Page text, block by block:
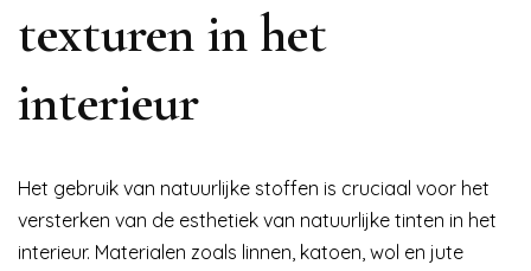
texturen in het
interieur
Het gebruik van natuurlijke stoffen is cruciaal voor het
versterken van de esthetiek van natuurlijke tinten in het
interieur. Materialen zoals linnen, katoen, wol en jute